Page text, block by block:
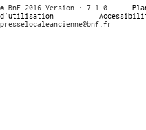
© BnF 2016 Version : 7.1.0
d’utilisation
presselocaleancienne@bnf.fr